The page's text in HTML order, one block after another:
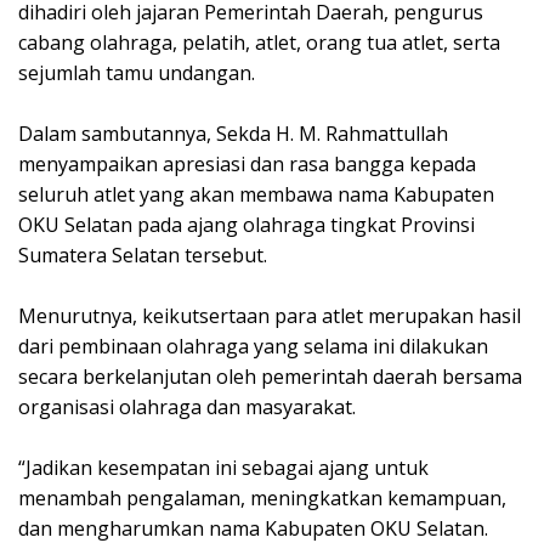
dihadiri oleh jajaran Pemerintah Daerah, pengurus
cabang olahraga, pelatih, atlet, orang tua atlet, serta
sejumlah tamu undangan.
Dalam sambutannya, Sekda H. M. Rahmattullah
menyampaikan apresiasi dan rasa bangga kepada
seluruh atlet yang akan membawa nama Kabupaten
OKU Selatan pada ajang olahraga tingkat Provinsi
Sumatera Selatan tersebut.
Menurutnya, keikutsertaan para atlet merupakan hasil
dari pembinaan olahraga yang selama ini dilakukan
secara berkelanjutan oleh pemerintah daerah bersama
organisasi olahraga dan masyarakat.
“Jadikan kesempatan ini sebagai ajang untuk
menambah pengalaman, meningkatkan kemampuan,
dan mengharumkan nama Kabupaten OKU Selatan.